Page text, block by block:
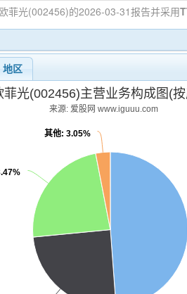
欧菲光(002456)的2026-03-31报告并采用
地区
菲光(002456)主营业务构成图(
来源: 爱股网 www.iguuu.com
其他: 3.05%